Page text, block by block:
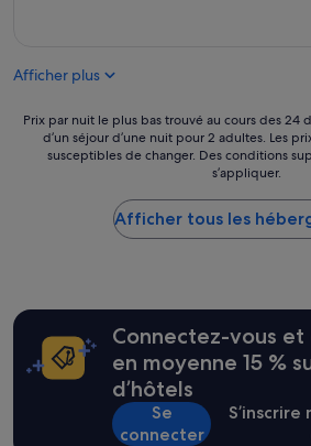
Afficher plus
Prix
24 dernières
heures
Prix par nuit le plus bas trouvé au cours des 24
d’un séjour d’une nuit pour 2 adultes. Les
susceptibles de changer. Des conditions
s’appliquer.
Afficher tous les
Connectez-vous et
en moyenne 15 %
d’hôtels
Se
connecter
S’inscrire